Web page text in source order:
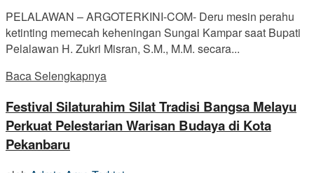
PELALAWAN – ARGOTERKINI-COM- Deru mesin perahu
ketinting memecah keheningan Sungai Kampar saat Bupati
Pelalawan H. Zukri Misran, S.M., M.M. secara...
Baca Selengkapnya
Festival Silaturahim Silat Tradisi Bangsa Melayu
Perkuat Pelestarian Warisan Budaya di Kota
Pekanbaru